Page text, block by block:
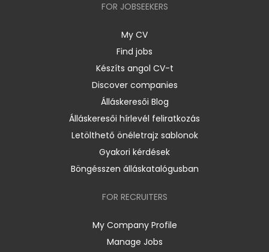
FOR JOBSEEKERS
My CV
Find jobs
Készíts angol CV-t
Discover companies
Álláskeresői Blog
Álláskeresői hírlevél feliratkozás
Letölthető önéletrajz sablonok
Gyakori kérdések
Böngésszen álláskatalógusban
FOR RECRUITERS
My Company Profile
Manage Jobs